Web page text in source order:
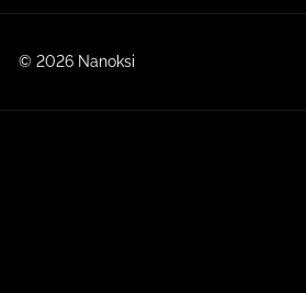
© 2026 Nanoksi